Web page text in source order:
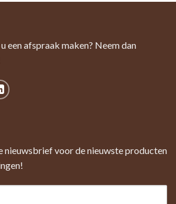
een afspraak maken? Neem dan
nieuwsbrief voor de nieuwste producten